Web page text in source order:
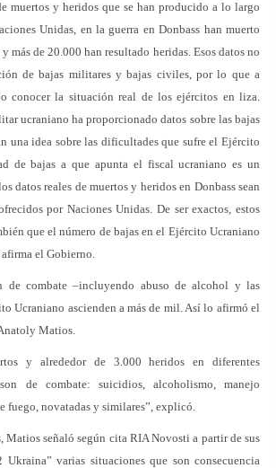
muertos y heridos que se han producido a lo largo
Unidas, en la guerra en Donbass han muerto
más de 20.000 han resultado heridas. Esos datos no
de bajas militares y bajas civiles, por lo que a
conocer la situación real de los ejércitos en liza.
ucraniano ha proporcionado datos sobre las bajas
una idea sobre las dificultades que sufre el Ejército
de bajas a que apunta el fiscal ucraniano es un
datos reales de muertos y heridos en Donbass sean
por Naciones Unidas. De ser exactos, estos
que el número de bajas en el Ejército Ucraniano
el Gobierno.
de combate –incluyendo abuso de alcohol y las
Ucraniano ascienden a más de mil. Así lo afirmó el
Matios.
y alrededor de 3.000 heridos en diferentes
de combate: suicidios, alcoholismo, manejo
fuego, novatadas y similares”, explicó.
Matios señaló según cita RIA Novosti a partir de sus
Ukraina” varias situaciones que son consecuencia